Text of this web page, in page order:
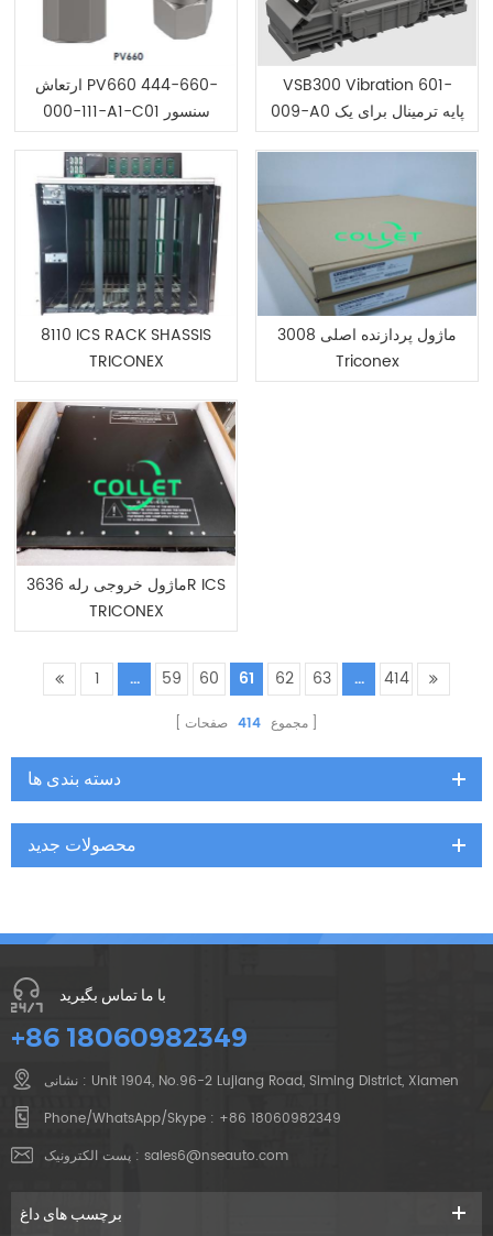
ارتعاش PV660 444-660-
000-111-A1-C01 سنسور
سرعت پیزو الکتریک
VSB300 Vibration 601-
009-A0 پایه ترمینال برای یک
ماژول VSV30X
8110 ICS RACK SHASSIS
TRICONEX
3008 ماژول پردازنده اصلی
Triconex
ماژول خروجی رله 3636R ICS
TRICONEX
1 ... 59 60 61 62 63 ... 414
مجموع 414 صفحات
دسته بندی ها
محصولات جدید
با ما تماس بگیرید
+86 18060982349
نشانی : Unit 1904, No.96-2 Lujiang Road, Siming District, Xiamen
Phone/WhatsApp/Skype : +86 18060982349
پست الکترونیک : sales6@nseauto.com
برچسب های داغ